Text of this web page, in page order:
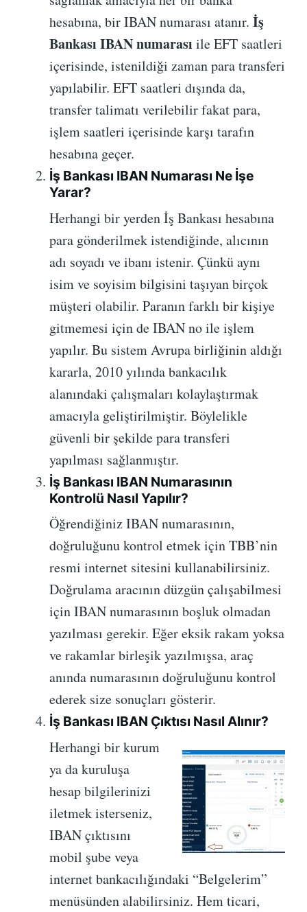
hesabına, bir IBAN numarası atanır. İş
Bankası IBAN numarası ile EFT saatleri
içerisinde, istenildiği zaman para transferi
yapılabilir. EFT saatleri dışında da,
transfer talimatı verilebilir fakat para,
işlem saatleri içerisinde karşı tarafın
hesabına geçer.
İş Bankası IBAN Numarası Ne İşe
Yarar?
Herhangi bir yerden İş Bankası hesabına
para gönderilmek istendiğinde, alıcının
adı soyadı ve ibanı istenir. Çünkü aynı
isim ve soyisim bilgisini taşıyan birçok
müşteri olabilir. Paranın farklı bir kişiye
gitmemesi için de IBAN no ile işlem
yapılır. Bu sistem Avrupa birliğinin aldığı
kararla, 2010 yılında bankacılık
alanındaki çalışmaları kolaylaştırmak
amacıyla geliştirilmiştir. Böylelikle
güvenli bir şekilde para transferi
yapılması sağlanmıştır.
İş Bankası IBAN Numarasının
Kontrolü Nasıl Yapılır?
Öğrendiğiniz IBAN numarasının,
doğruluğunu kontrol etmek için TBB’nin
resmi internet sitesini kullanabilirsiniz.
Doğrulama aracının düzgün çalışabilmesi
için IBAN numarasının boşluk olmadan
yazılması gerekir. Eğer eksik rakam yoksa
ve rakamlar birleşik yazılmışsa, araç
anında numarasının doğruluğunu kontrol
ederek size sonuçları gösterir.
İş Bankası IBAN Çıktısı Nasıl Alınır?
Herhangi bir kurum
ya da kuruluşa
hesap bilgilerinizi
iletmek isterseniz,
IBAN çıktısını
mobil şube veya
internet bankacılığındaki “Belgelerim”
menüsünden alabilirsiniz. Hem ticari,